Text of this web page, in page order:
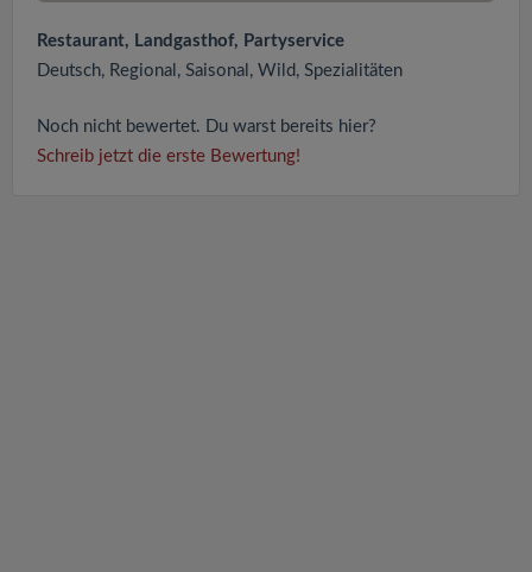
Restaurant, Landgasthof, Partyservice
Deutsch, Regional, Saisonal, Wild, Spezialitäten
Noch nicht bewertet. Du warst bereits hier?
Schreib jetzt die erste Bewertung!